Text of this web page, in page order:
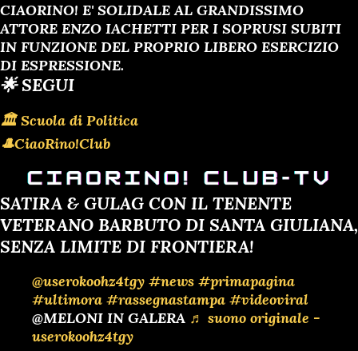
CIAORINO! E' SOLIDALE AL GRANDISSIMO
ATTORE ENZO IACHETTI PER I SOPRUSI SUBITI
IN FUNZIONE DEL PROPRIO LIBERO ESERCIZIO
DI ESPRESSIONE.
🌟 SEGUI
🏛 Scuola di Politica
🎩CiaoRino!Club
SATIRA & GULAG CON IL TENENTE
VETERANO BARBUTO DI SANTA GIULIANA,
SENZA LIMITE DI FRONTIERA!
@userokoohz4tgy #news #primapagina
#ultimora #rassegnastampa #videoviral
@MELONI IN GALERA ♬ suono originale -
userokoohz4tgy